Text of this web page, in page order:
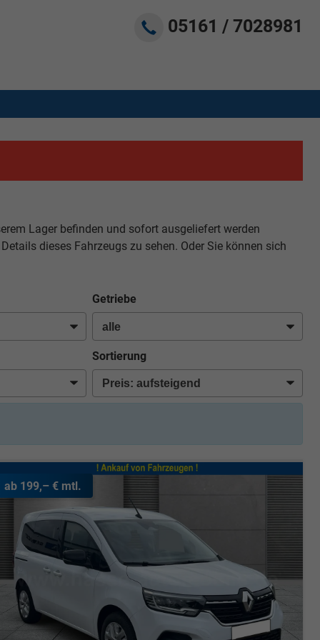
05161 / 7028981
Lager befinden und sofort ausgeliefert werden
dieses Fahrzeugs zu sehen. Oder Sie können sich
Getriebe
Sortierung
ab 199,– € mtl.